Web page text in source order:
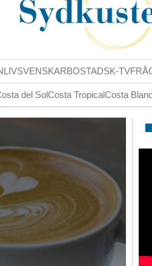
SVENSKARBOSTADSK-TV
del SolCosta TropicalCosta